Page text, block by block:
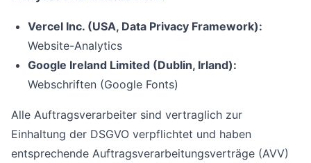
Vercel Inc. (USA, Data Privacy Framework):
Website-Analytics
Google Ireland Limited (Dublin, Irland):
Webschriften (Google Fonts)
Alle Auftragsverarbeiter sind vertraglich zur
Einhaltung der DSGVO verpflichtet und haben
entsprechende Auftragsverarbeitungsverträge (AVV)